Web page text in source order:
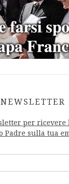
NEWSLETTER
per ricevere
Padre sulla tua